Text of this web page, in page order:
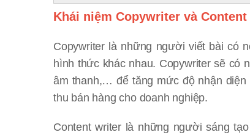
Khái niệm Copywriter và
Copywriter là những người viết bài có
hình thức khác nhau. Copywriter sẽ có
âm thanh,… để tăng mức độ nhận diện
thu bán hàng cho doanh nghiệp.
Content writer là những người sáng